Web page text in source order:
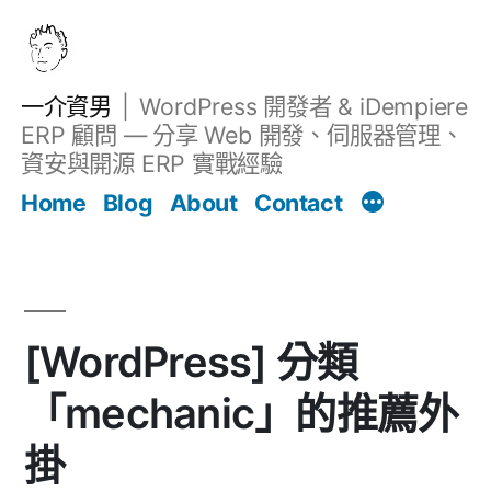
一介資男
WordPress 開發者 & iDempiere
ERP 顧問 — 分享 Web 開發、伺服器管理、
資安與開源 ERP 實戰經驗
Home
Blog About Contact
[WordPress] 分類
「mechanic」的推薦外
掛
文章